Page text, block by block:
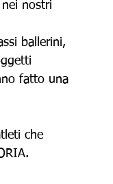
nostri
ballerini,
fatto una
che